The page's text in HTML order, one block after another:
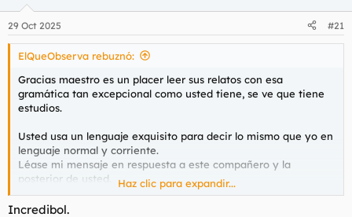
e
s
29 Oct 2025 #21
ElQueObserva rebuznó:
Gracias maestro es un placer leer sus relatos con esa
gramática tan excepcional como usted tiene, se ve que tiene
estudios.
Usted usa un lenguaje exquisito para decir lo mismo que yo en
lenguaje normal y corriente.
Léase mi mensaje en respuesta a este compañero y la
posterior de usted.
Por cierto se ha dado usted por aludido en lo del anormal y
Haz clic para expandir...
Incredibol.